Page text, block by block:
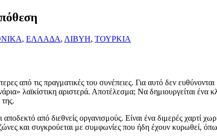
, ΕΛΛΑΔΑ, ΛΙΒΥΗ, ΤΟΥΡΚΙΑ
από τις πραγματικές του συνέπειες. Για αυτό δεν
λαϊκίστικη αριστερά. Αποτέλεσμα; Να δημιουργείται
από διεθνείς οργανισμούς. Είναι ένα διμερές χαρτί
και συγκρούεται με συμφωνίες που ήδη έχουν κυρωθεί,